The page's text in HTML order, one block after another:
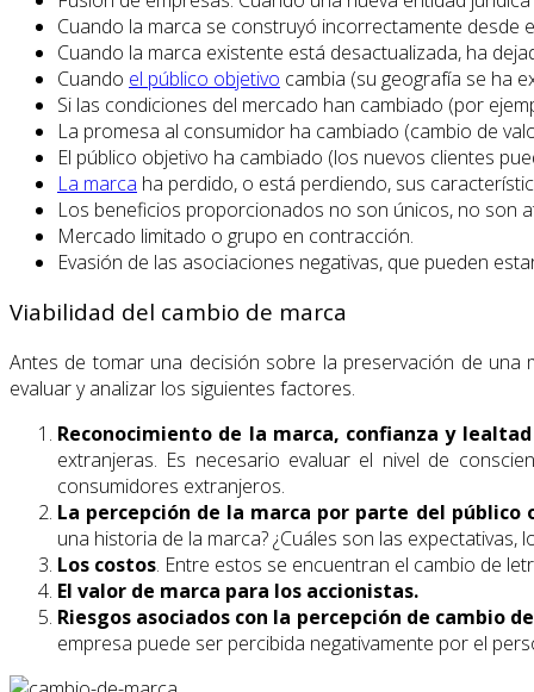
Cuando la marca se construyó incorrectamente desde
Cuando la marca existente está desactualizada, ha
Cuando el público objetivo cambia (su geografía se ha
Si las condiciones del mercado han cambiado (por
La promesa al consumidor ha cambiado (cambio de
El público objetivo ha cambiado (los nuevos clientes
La marca ha perdido, o está perdiendo, sus
Los beneficios proporcionados no son únicos, no son
Mercado limitado o grupo en contracción.
Evasión de las asociaciones negativas, que pueden
Viabilidad del cambio de marca
Antes de tomar una decisión sobre la preservación de
evaluar y analizar los siguientes factores.
Reconocimiento de la marca, confianza y
extranjeras. Es necesario evaluar el nivel de
consumidores extranjeros.
La percepción de la marca por parte del público
una historia de la marca? ¿Cuáles son las expectativas,
Los costos. Entre estos se encuentran el cambio de
El valor de marca para los accionistas.
Riesgos asociados con la percepción de cambio
empresa puede ser percibida negativamente por el